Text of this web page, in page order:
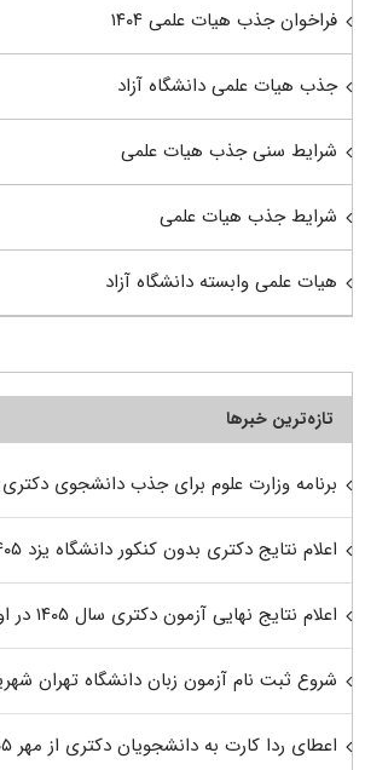
فراخوان جذب هیات علمی ۱۴۰۴
جذب هیات علمی دانشگاه آزاد
شرایط سنی جذب هیات علمی
شرایط جذب هیات علمی
هیات علمی وابسته دانشگاه آزاد
تازه‌ترین خبرها
برنامه وزارت علوم برای جذب دانشجوی
اعلام نتایج دکتری بدون کنکور دانشگاه یزد ۱۴۰۵
اعلام نتایج نهایی آزمون دکتری سال ۱۴۰۵ در اواخر مرداد
شروع ثبت نام آزمون زبان دانشگاه تهران شهریور
اعطای ردا کارت به دانشجویان دکتری از مهر ۱۴۰۵